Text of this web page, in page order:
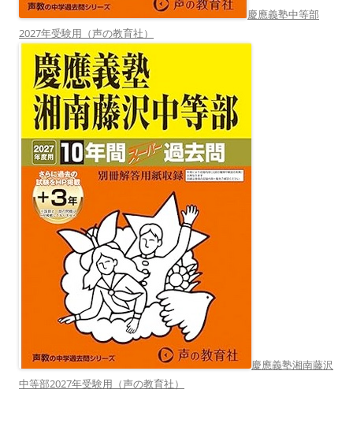
慶應義塾中等部
2027年受験用（声の教育社）
慶應義塾湘南藤沢
中等部2027年受験用（声の教育社）